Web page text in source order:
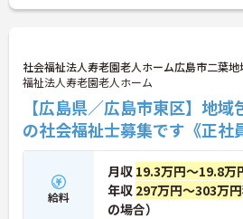
に詳細をご案内しますのでお気軽にご相
社会福祉法人寿老園老人ホーム広島市二葉
福祉法人寿老園老人ホーム
【広島県／広島市東区】地
の社会福祉士募集です《正社
給料
月収 19.3万円～19.8万
年収 297万円～303万円
の場合）